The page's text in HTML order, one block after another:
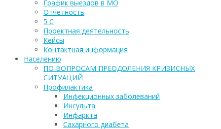
График выездов в МО
Отчетность
5 С
Проектная деятельность
Кейсы
Контактная информация
Населению
ПО ВОПРОСАМ ПРЕОДОЛЕНИЯ КРИЗИСНЫХ
СИТУАЦИЙ
Профилактика
Инфекционных заболеваний
Инсульта
Инфаркта
Сахарного диабета